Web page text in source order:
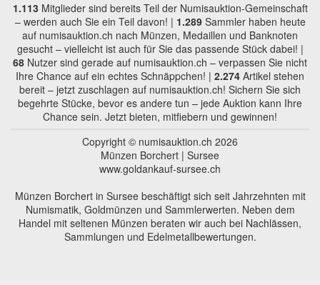
1.113 Mitglieder sind bereits Teil der Numisauktion-Gemeinschaft
– werden auch Sie ein Teil davon! | 1.289Sammler haben heute
auf numisauktion.ch nach Münzen, Medaillen und Banknoten
gesucht – vielleicht ist auch für Sie das passende Stück dabei! |
68 Nutzer sind gerade auf numisauktion.ch – verpassen Sie nicht
Ihre Chance auf ein echtes Schnäppchen! | 2.274 Artikel stehen
bereit – jetzt zuschlagen auf numisauktion.ch! Sichern Sie sich
begehrte Stücke, bevor es andere tun – jede Auktion kann Ihre
Chance sein. Jetzt bieten, mitfiebern und gewinnen!
Copyright © numisauktion.ch 2026
Münzen Borchert | Sursee
www.goldankauf-sursee.ch
Münzen Borchert in Sursee beschäftigt sich seit Jahrzehnten mit
Numismatik, Goldmünzen und Sammlerwerten. Neben dem
Handel mit seltenen Münzen beraten wir auch bei Nachlässen,
Sammlungen und Edelmetallbewertungen.